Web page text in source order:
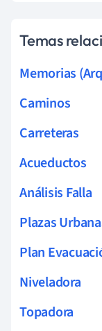
Temas
Memorias
Caminos
Carreteras
Acueductos
Análisis Falla
Plazas
Plan
Niveladora
Topadora